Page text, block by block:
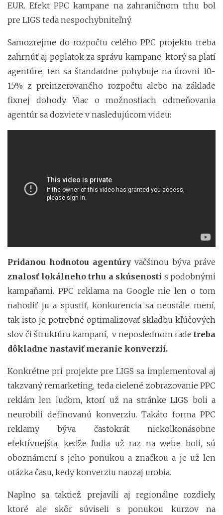
EUR. Efekt PPC kampane na zahraničnom trhu bol
pre LIGS teda nespochybniteľný.
Samozrejme do rozpočtu celého PPC projektu treba
zahrnúť aj poplatok za správu kampane, ktorý sa platí
agentúre, ten sa štandardne pohybuje na úrovni 10-
15% z preinzerovaného rozpočtu alebo na základe
fixnej dohody. Viac o možnostiach odmeňovania
agentúr sa dozviete v nasledujúcom videu:
Pridanou hodnotou agentúry väčšinou býva práve
znalosť lokálneho trhu a skúsenosti s podobnými
kampaňami. PPC reklama na Google nie len o tom
nahodiť ju a spustiť, konkurencia sa neustále mení,
tak isto je potrebné optimalizovať skladbu kľúčových
slov či štruktúru kampaní, v neposlednom rade treba
dôkladne nastaviť meranie konverzií.
Konkrétne pri projekte pre LIGS sa implementoval aj
takzvaný remarketing, teda cielené zobrazovanie PPC
reklám len ľuďom, ktorí už na stránke LIGS boli a
neurobili definovanú konverziu. Takáto forma PPC
reklamy býva častokrát niekoľkonásobne
efektívnejšia, keďže ľudia už raz na webe boli, sú
oboznámení s jeho ponukou a značkou a je už len
otázka času, kedy konverziu naozaj urobia.
Naplno sa taktiež prejavili aj regionálne rozdiely,
ktoré ale skôr súviseli s ponukou kurzov na